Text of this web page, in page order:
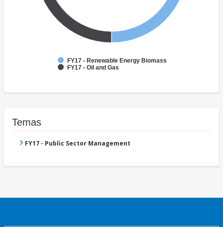
FY17 - Renewable Energy Biomass
FY17 - Oil and Gas
Temas
FY17 - Public Sector Management